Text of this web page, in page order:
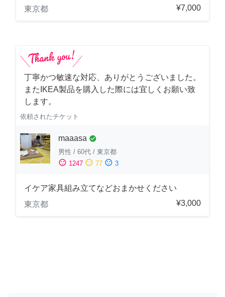
東京都
¥7,000
丁寧かつ敏速な対応、ありがとうございました。
またIKEA製品を購入した際には宜しくお願い致
します。
依頼されたチケット
maaasa check_circle
男性 / 60代 / 東京都
sentiment_satisfied 1247 sentiment_neutral 77 sentiment_dissatisfied 3
イケア家具組み立てなどおまかせください
東京都
¥3,000